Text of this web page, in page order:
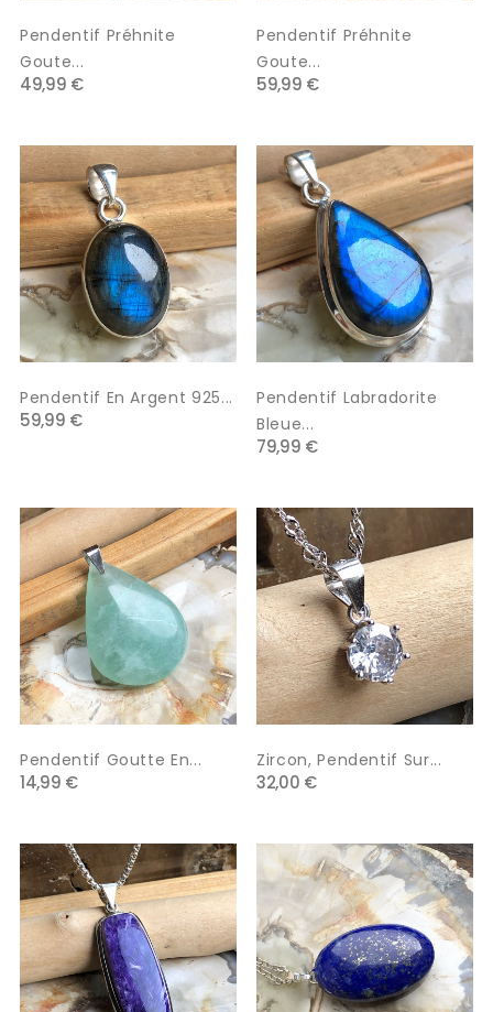
Pendentif Préhnite
Goute...
49,99 €
Pendentif Préhnite
Goute...
59,99 €
Pendentif En Argent 925...
59,99 €
Pendentif Labradorite
Bleue...
79,99 €
Pendentif Goutte En...
14,99 €
Zircon, Pendentif Sur...
32,00 €